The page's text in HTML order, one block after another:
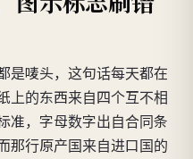
是唛头，这句话每天都在
上的东西来自四个互不相
准，字母数字出自合同条
那行原产国来自进口国的